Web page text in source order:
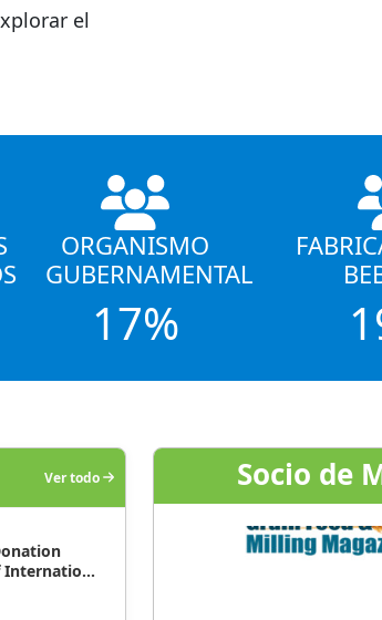
el
ORGANISMO
GUBERNAMENTAL
17%
Ver todo
Internatio...
Socio de